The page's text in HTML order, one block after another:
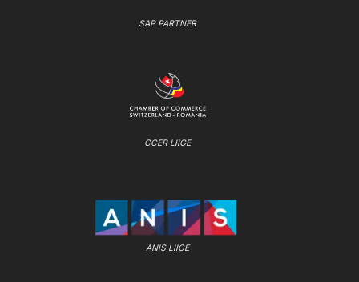
SAP PARTNER
CCER LIIGE
ANIS LIIGE